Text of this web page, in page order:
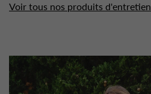
Voir tous nos produits d'entretien